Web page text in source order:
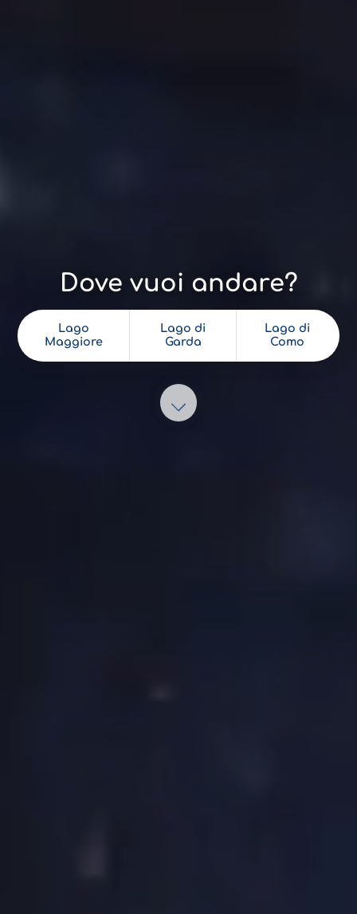
Dove vuoi andare?
Lago
Maggiore
Lago di
Garda
Lago di
Como